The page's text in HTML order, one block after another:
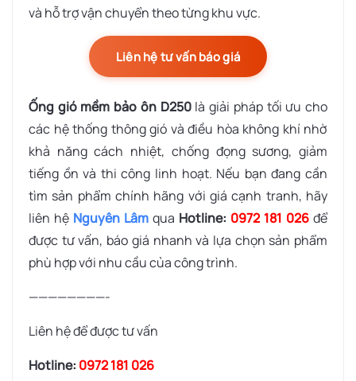
và hỗ trợ vận chuyển theo từng khu vực.
Liên hệ tư vấn báo giá
Ống gió mềm bảo ôn D250là giải pháp tối ưu cho
các hệ thống thông gió và điều hòa không khí nhờ
khả năng cách nhiệt, chống đọng sương, giảm
tiếng ồn và thi công linh hoạt. Nếu bạn đang cần
tìm sản phẩm chính hãng với giá cạnh tranh, hãy
liên hệ Nguyên Lâm qua Hotline: 0972 181 026 để
được tư vấn, báo giá nhanh và lựa chọn sản phẩm
phù hợp với nhu cầu của công trình.
————————-
Liên hệ để được tư vấn
Hotline: 0972 181 026